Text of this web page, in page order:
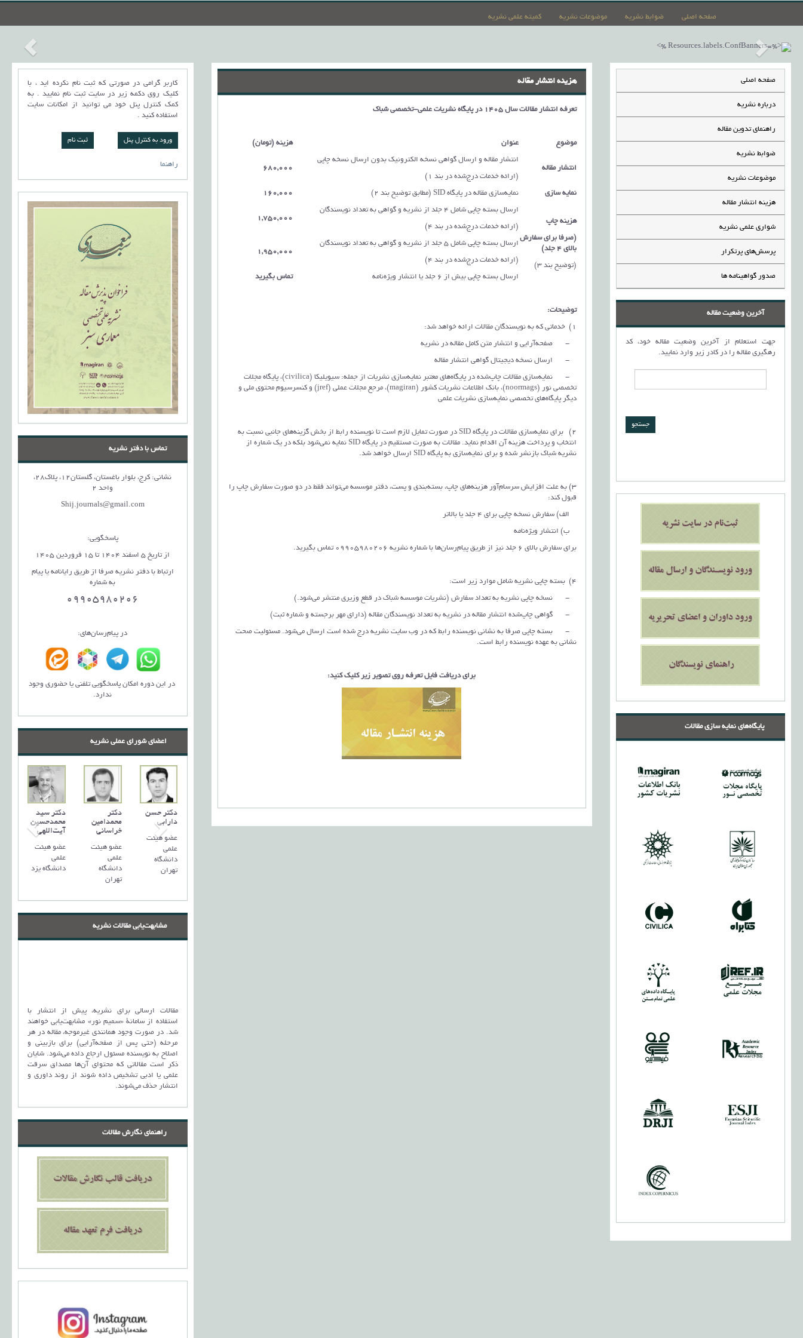
صفحه اصلی ضوابط نشریه موضوعات نشریه کمیته علمی نشریه
صفحه اصلی
درباره نشریه
راهنمای تدوین مقاله
ضوابط نشریه
موضوعات نشریه
هزینه انتشار مقاله
شواری علمی نشریه
پرسش‌های پرتکرار
صدور گواهینامه ها
آخرین وضعیت مقاله
جهت استعلام از آخرین وضعیت مقاله خود، کد
رهگیری مقاله را در کادر زیر وارد نمایید.
پایگاه‌های نمایه سازی مقالات
هزینه انتشار مقاله
تعرفه انتشار مقالات سال 1405 در پایگاه نشریات علمی-تخصصی شباک
موضوع عنوان هزینه (تومان)
انتشار مقاله
انتشار مقاله و ارسال گواهی نسخه الکترونیک بدون ارسال نسخه چاپی
(ارائه خدمات درج‌شده در بند 1)
680,000
نمایه سازی نمایه‌سازی مقاله در پایگاه SID (مطابق توضیح بند 2) 160,000
هزینه چاپ
(صرفا برای سفارش
بالای 4 جلد)
(توضیح بند 3)
ارسال بسته چاپی شامل 4 جلد از نشریه و گواهی به تعداد نویسندگان
(ارائه خدمات درج‌شده در بند 4)
1,750,000
ارسال بسته چاپی شامل 5 جلد از نشریه و گواهی به تعداد نویسندگان
(ارائه خدمات درج‌شده در بند 4)
1,950,000
ارسال بسته چاپی بیش از 6 جلد یا انتشار ویژه‌نامه تماس بگیرید
توضیحات:
1) خدماتی که به نویسندگان مقالات ارائه خواهد شد:
- صفحه‌آرایی و انتشار متن کامل مقاله در نشریه
- ارسال نسخه دیجیتال گواهی انتشار مقاله
- نمایه‌سازی مقالات چاپ‌شده در پایگاه‌های معتبر نمایه‌سازی نشریات از جمله: سیویلیکا (civilica)، پایگاه مجلات
تخصصی نور (noormags)، بانک اطلاعات نشريات کشور (magiran)، مرجع مجلات عملی (jref) و کنسرسیوم محتوی ملی و
دیگر پایگاه‌های تخصصی نمایه‌سازی نشریات علمی
2) برای نمایه‌سازی مقالات در پایگاه SID در صورت تمایل لازم است تا نویسنده رابط از بخش گزینه‌های جانبی نسبت به
انتخاب و پرداخت هزینه آن اقدام نماید. مقالات به صورت مستقیم در پایگاه SID نمایه نمی‌شود بلکه در یک شماره از
نشریه شباک بازنشر شده و برای نمایه‌سازی به پایگاه SID ارسال خواهد شد.
3) به علت افزایش سرسام‌آور هزینه‌های چاپ، بسته‌بندی و پست، دفتر موسسه می‌تواند فقط در دو صورت سفارش چاپ را
قبول کند:
الف) سفارش نسخه چاپی برای 4 جلد یا بالاتر
ب) انتشار ویژه‌نامه
برای سفارش بالای 6 جلد نیز از طریق پیام‌ر‌سان‌ها با شماره نشریه 09905980206 تماس بگیرید.
4) بسته چاپی نشریه شامل موارد زیر است:
- نسخه چاپی نشریه به تعداد سفارش (نشریات موسسه شباک در قطع وزیری منتشر می‌شود.)
- گواهی چاپ‌شده انتشار مقاله در نشریه به تعداد نویسندگان مقاله (دارای مهر برجسته و شماره ثبت)
- بسته چاپی صرفا به نشانی نویسنده رابط که در وب سایت نشریه درج شده است ارسال می‌شود. مسئولیت صحت
نشانی به عهده نویسنده رابط است.
برای دریافت فایل تعرفه روی تصویر زیر کلیک کنید:
کاربر گرامی در صورتی که ثبت نام نکرده اید ، با
کلیک روی دکمه زیر در سایت ثبت نام نمایید . به
کمک کنترل پنل خود می توانید از امکانات سایت
استفاده کنید .
ورود به کنترل پنل
راهنما
تماس با دفتر نشریه
نشانی: کرج، بلوار باغستان، گلستان12، پلاک28،
واحد 2
Shij.journals@gmail.com
پاسخگویی:
از تاریخ 5 اسفند 1404 تا 15 فروردین 1405
ارتباط با دفتر نشریه صرفا از طریق رایانامه یا پیام
به شماره
09905980206
در پیام‌رسان‌های:
در این دوره امکان پاسخگویی تلفنی یا حضوری وجود
ندارد.
اعضای شورای عملی نشریه
دکتر سید
محمد‌حسین
آیت‌اللهی
عضو هیئت
علمی
دانشگاه یزد
دکتر
محمدامین
خراسانی
عضو هیئت
علمی
دانشگاه
تهران
دکتر حسن
دارابی
عضو هیئت
علمی
دانشگاه
تهران
مشابهت‌یابی مقالات نشریه
مقالات ارسالی برای نشریه، پیش از انتشار با
استفاده از سامانۀ «سمیم نور» مشابهت‌یابی خواهند
شد. در صورت وجود همانندی غیرموجه، مقاله در هر
مرحله (حتی پس از صفحه‌آرایی) برای بازبینی و
اصلاح به نویسنده مسئول ارجاع داده می‌شود. شایان
ذکر است مقالاتی که محتوای آن‌ها مصداق سرقت
علمی یا ادبی تشخیص داده شوند از روند داوری و
انتشار حذف می‌شوند.
راهنمای نگارش مقالات